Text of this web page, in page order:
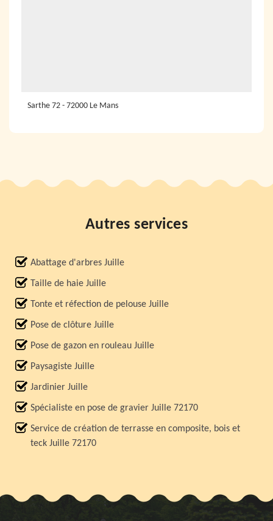
Sarthe 72 - 72000 Le Mans
Autres services
Abattage d'arbres Juille
Taille de haie Juille
Tonte et réfection de pelouse Juille
Pose de clôture Juille
Pose de gazon en rouleau Juille
Paysagiste Juille
Jardinier Juille
Spécialiste en pose de gravier Juille 72170
Service de création de terrasse en composite, bois et
teck Juille 72170